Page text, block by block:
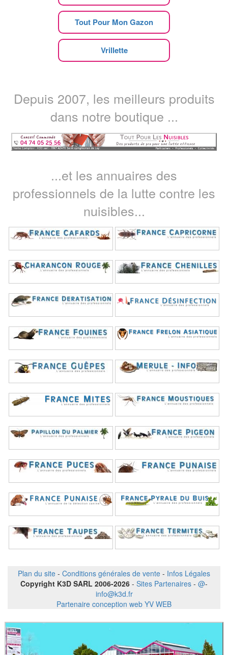
Tout Pour Mon Gazon
Vrillette
Depuis 2007, les meilleurs produits
dans notre boutique ...
...et les annuaires des
professionnels de la lutte contre les
nuisibles...
Plan du site - Conditions générales de vente - Infos Légales
Copyright K3D SARL 2006-2026 - Sites Partenaires - @-
info@k3d.fr
Partenaire conception web YV WEB